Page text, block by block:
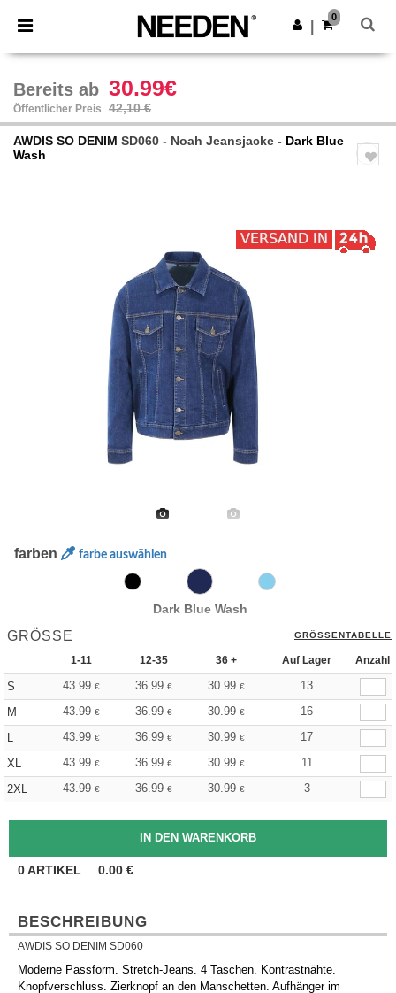
× Needen App
Bessere Preise in der App!
App holen
0
Bereits ab 30.99€
Öffentlicher Preis 42,10 €
AWDIS SO DENIM SD060 - Noah Jeansjacke - Dark Blue
Wash
farben farbe auswählen
Dark Blue Wash
GRÖSSE GRÖSSENTABELLE
1-11 12-35 36 + Auf Lager Anzahl
S 43.99 € 36.99 € 30.99 €
13
M
43.99 € 36.99 € 30.99 €
16
L
43.99 € 36.99 € 30.99 €
17
XL
43.99 € 36.99 € 30.99 €
11
2XL
43.99 € 36.99 € 30.99 € 3
0ARTIKEL 0.00 €
BESCHREIBUNG
AWDIS SO DENIM SD060
Moderne Passform. Stretch-Jeans. 4 Taschen. Kontrastnähte.
Knopfverschluss. Zierknopf an den Manschetten. Aufhänger im